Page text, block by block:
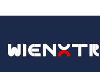
Zurück zur Startseite